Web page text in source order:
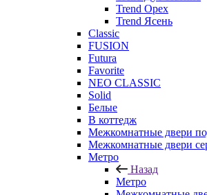
Trend Орех
Trend Ясень
Classic
FUSION
Futura
Favorite
NEO CLASSIC
Solid
Белые
В коттедж
Межкомнатные двери
Межкомнатные двери
Метро
Назад
Метро